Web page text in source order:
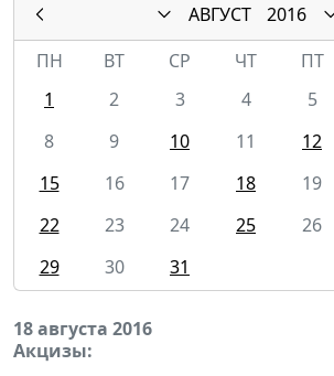
АВГУСТ
2016
ПН
ВТ СР ЧТ ПТ
1
2 3 4 5
8
9 10 11 12
15
16 17 18 19
22
23 24 25 26
29
30 31
18 августа 2016
Акцизы: